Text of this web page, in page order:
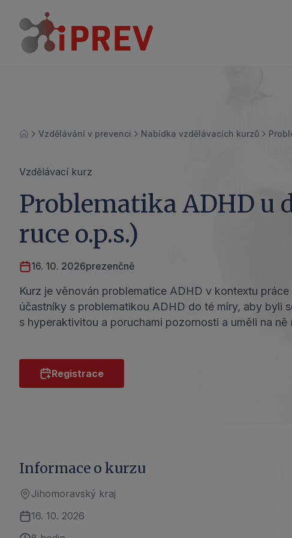
ÚvodVzdělávání v prevenci Nabídka vzdělávacích kurzů
Vzdělávací kurz
Problematika ADHD u
ruce o.p.s.)
16. 10. 2026prezenčně
Kurz je věnován problematice ADHD v kontextu
účastníky s problematikou ADHD do té míry, aby byli
s hyperaktivitou a poruchami pozornosti a uměli na ně
Registrace
Informace o kurzu
Jihomoravský kraj
16. 10. 2026